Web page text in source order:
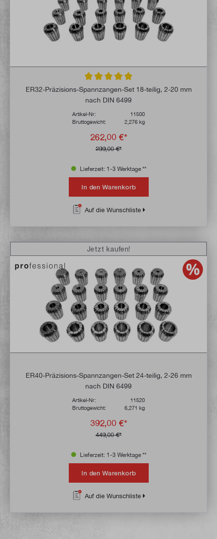
Durchschnittliche Bewertung von 5 von 5
ER32-Präzisions-Spannzangen-Set 18-teilig, 2-20 mm
nach DIN 6499
Artikel-Nr:
11500
Bruttogewicht:
2,276 kg
262,00 €*
299,00 €*
Lieferzeit: 1-3 Werktage **
In den Warenkorb
Auf die Wunschliste
ER40-Präzisions-Spannzangen-Set 24-teilig, 2-26 mm
nach DIN 6499
Artikel-Nr:
11520
Bruttogewicht:
6,271 kg
392,00 €*
449,00 €*
Jetzt kaufen!
Lieferzeit: 1-3 Werktage **
In den Warenkorb
Auf die Wunschliste